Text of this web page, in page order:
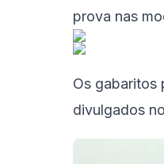
prova nas
Os gabaritos
divulgados